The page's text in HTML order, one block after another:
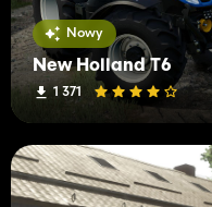
Nowy
New Holland T6
1 371